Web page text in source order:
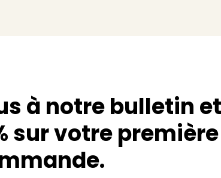
à notre bulletin et
sur votre première